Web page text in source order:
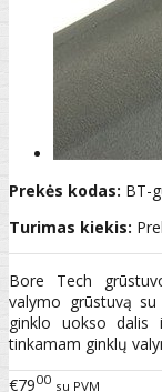
Prekės kodas: BT-
Turimas kiekis:
Bore Tech
valymo grūstuvą
ginklo uokso dalis
tinkamam ginklų
€7900 su PVM